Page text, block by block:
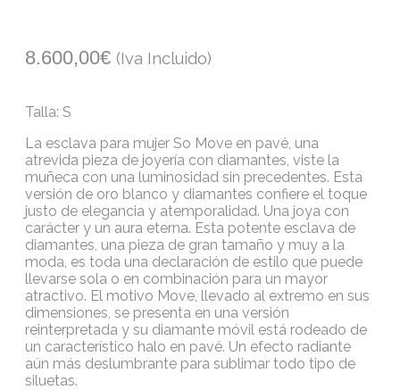
8.600,00€ (Iva Incluido)
Talla: S
La esclava para mujer So Move en pavé, una
atrevida pieza de joyería con diamantes, viste la
muñeca con una luminosidad sin precedentes. Esta
versión de oro blanco y diamantes confiere el toque
justo de elegancia y atemporalidad. Una joya con
carácter y un aura eterna. Esta potente esclava de
diamantes, una pieza de gran tamaño y muy a la
moda, es toda una declaración de estilo que puede
llevarse sola o en combinación para un mayor
atractivo. El motivo Move, llevado al extremo en sus
dimensiones, se presenta en una versión
reinterpretada y su diamante móvil está rodeado de
un característico halo en pavé. Un efecto radiante
aún más deslumbrante para sublimar todo tipo de
siluetas.